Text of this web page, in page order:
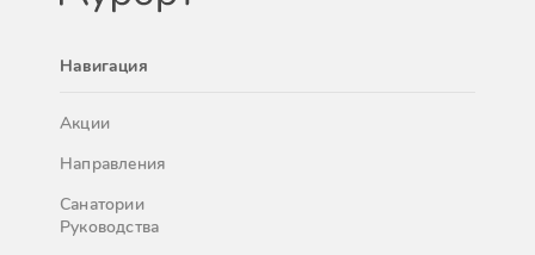
Навигация
Акции
Направления
Санатории
Руководства